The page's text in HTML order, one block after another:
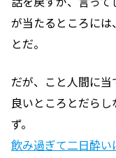
が当たるところに
とだ。
だが、こと人間に当
良いところとだら
ず。
飲み過ぎて二日酔